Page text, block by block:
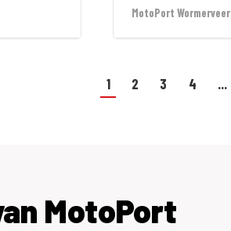
MotoPort Wormerveer
1 2 3 4 ...
MotoPort